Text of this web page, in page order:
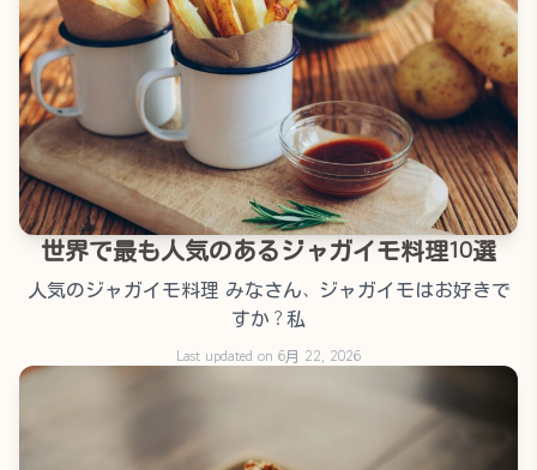
世界で最も人気のあるジャガイモ料理10選
人気のジャガイモ料理 みなさん、ジャガイモはお好きで
すか？私
Last updated on 6月 22, 2026